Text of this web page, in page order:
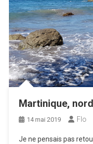
Martinique,
14 mai 2019 Flo
Je ne pensais pas